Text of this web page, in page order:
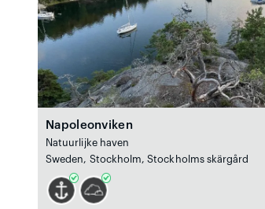
Napoleonviken
Natuurlijke haven
Sweden, Stockholm, Stockholms skärgård